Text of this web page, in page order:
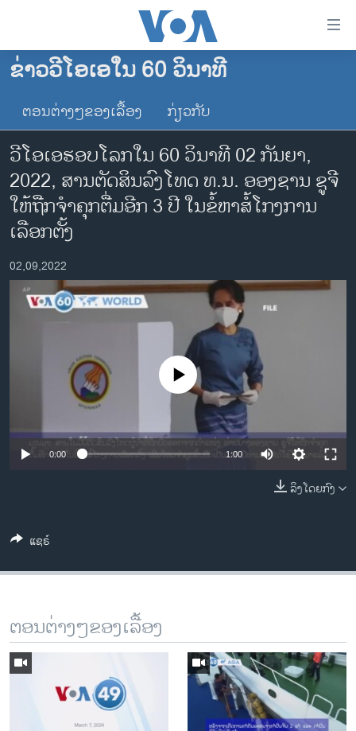
ເຂົ້າ
ຂ້າມ
ຂ້າມ
ໄປ
ຫາ
ຊອກ
ຄົ້ນ
ໂຮມເພຈ
ລາວ
ອາເມຣິກາ
ການເລືອກຕັ້ງ ປະທານາທີບໍດີ ສະຫະລັດ 2024
ຂ່າວ​ຈີນ
ໂລກ
ອິດສະຫຼະພາບດ້ານການຂ່າວ
ຊີວິດຊາວລາວ
ວິທະຍາສາດ-ເທັກໂນໂລຈີ
ພາສາອັງກິດ
ວີດີໂອ
ລາຍງານ
ຂ່າວວີໂອເອໃນ 60 ວິນາທີ
ຕອນຕ່າງໆຂອງເລື້ອງ ກ່ຽວກັບ
ວີໂອເອຮອບໂລກໃນ 60 ວິນາທີ 02 ກັນ​ຍາ,
2022, ສານຕັດສິນລົງໂທດ ທ.ນ. ອອງຊານ ຊູຈີ
ໃຫ້ຖືກຈຳຄຸກຕື່ມອີກ 3 ປີ ໃນຂໍ້ຫາສໍ້ໂກງການ
ເລືອກຕັ້ງ
02,09,2022
No media source currently available
0:00 1:00
ລິງໂດຍກົງ
ແຊຣ໌
ຕອນຕ່າງໆຂອງເລື້ອງ